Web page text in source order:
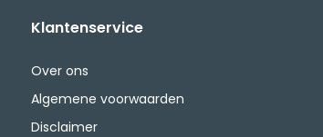
Klantenservice
Over ons
Algemene voorwaarden
Disclaimer